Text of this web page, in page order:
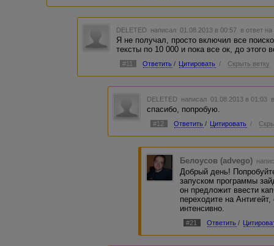
DELETED написал 01.08.2013 в 00:57 в ответ
Я не получал, просто включил все
тексты по 10 000 и пока все ок, до этого
#11 Ответить / Цитировать / Скрыть ветку
DELETED написал 01.08.2013 в 01:03
спасибо, попробую.
#12 Ответить / Цитировать /
Белоусов (advego)
Добрый день!
запуском программы
он предложит ввести
переходите на
интенсивно.
#21 Ответить /